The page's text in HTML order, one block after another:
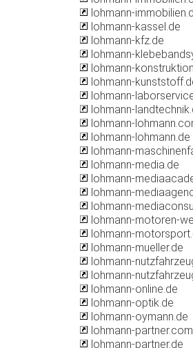
lohmann-
lohmann-kassel.de
lohmann-kfz.de
lohmann-
lohmann-
lohmann-
lohmann-
lohmann-
lohmann-
lohmann-lohmann.de
lohmann-
lohmann-media.de
lohmann-
lohmann-
lohmann-
lohmann-motoren-
lohmann-
lohmann-mueller.de
lohmann-
lohmann-
lohmann-online.de
lohmann-optik.de
lohmann-oymann.de
lohmann-partner.com
lohmann-partner.de